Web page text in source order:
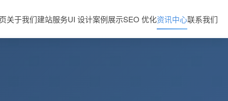
关于我们建站服务UI 设计案例展示SEO 优化资讯中心联系我们